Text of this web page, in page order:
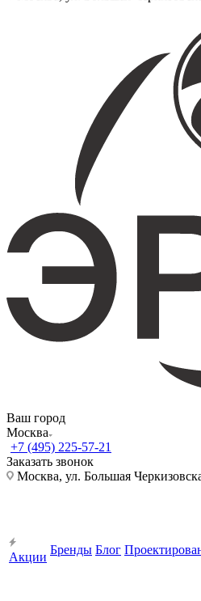
Ваш город
Москва
+7 (495) 225-57-21
Заказать звонок
Москва, ул. Большая
Акции
Бренды Блог